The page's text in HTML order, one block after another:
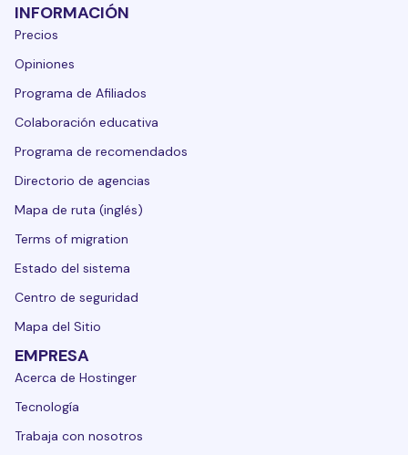
INFORMACIÓN
Precios
Opiniones
Programa de Afiliados
Colaboración educativa
Programa de recomendados
Directorio de agencias
Mapa de ruta (inglés)
Terms of migration
Estado del sistema
Centro de seguridad
Mapa del Sitio
EMPRESA
Acerca de Hostinger
Tecnología
Trabaja con nosotros